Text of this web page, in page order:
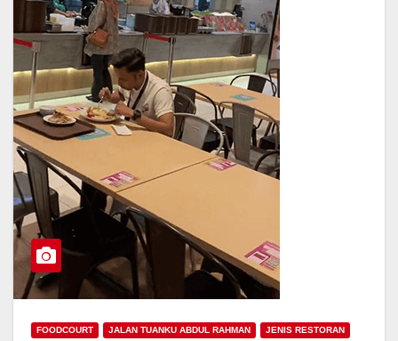
FOODCOURT JALAN TUANKU ABDUL RAHMAN JENIS RESTORAN